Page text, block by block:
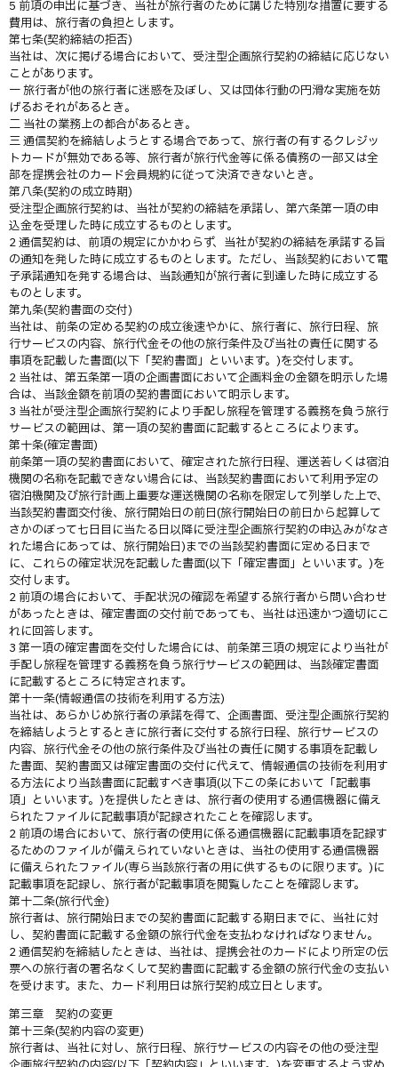
5 前項の申出に基づき、当社が旅行者のために講じた特別な措置に要する
費用は、旅行者の負担とします。
第七条(契約締結の拒否)
当社は、次に掲げる場合において、受注型企画旅行契約の締結に応じない
ことがあります。
一 旅行者が他の旅行者に迷惑を及ぼし、又は団体行動の円滑な実施を妨
げるおそれがあるとき。
二 当社の業務上の都合があるとき。
三 通信契約を締結しようとする場合であって、旅行者の有するクレジッ
トカードが無効である等、旅行者が旅行代金等に係る債務の一部又は全
部を提携会社のカード会員規約に従って決済できないとき。
第八条(契約の成立時期)
受注型企画旅行契約は、当社が契約の締結を承諾し、第六条第一項の申
込金を受理した時に成立するものとします。
2 通信契約は、前項の規定にかかわらず、当社が契約の締結を承諾する旨
の通知を発した時に成立するものとします。ただし、当該契約において電
子承諾通知を発する場合は、当該通知が旅行者に到達した時に成立する
ものとします。
第九条(契約書面の交付)
当社は、前条の定める契約の成立後速やかに、旅行者に、旅行日程、旅
行サービスの内容、旅行代金その他の旅行条件及び当社の責任に関する
事項を記載した書面(以下「契約書面」といいます。)を交付します。
2 当社は、第五条第一項の企画書面において企画料金の金額を明示した場
合は、当該金額を前項の契約書面において明示します。
3 当社が受注型企画旅行契約により手配し旅程を管理する義務を負う旅行
サービスの範囲は、第一項の契約書面に記載するところによります。
第十条(確定書面)
前条第一項の契約書面において、確定された旅行日程、運送若しくは宿泊
機関の名称を記載できない場合には、当該契約書面において利用予定の
宿泊機関及び旅行計画上重要な運送機関の名称を限定して列挙した上で、
当該契約書面交付後、旅行開始日の前日(旅行開始日の前日から起算して
さかのぼって七日目に当たる日以降に受注型企画旅行契約の申込みがなさ
れた場合にあっては、旅行開始日)までの当該契約書面に定める日まで
に、これらの確定状況を記載した書面(以下「確定書面」といいます。)を
交付します。
2 前項の場合において、手配状況の確認を希望する旅行者から問い合わせ
があったときは、確定書面の交付前であっても、当社は迅速かつ適切にこ
れに回答します。
3 第一項の確定書面を交付した場合には、前条第三項の規定により当社が
手配し旅程を管理する義務を負う旅行サービスの範囲は、当該確定書面
に記載するところに特定されます。
第十一条(情報通信の技術を利用する方法)
当社は、あらかじめ旅行者の承諾を得て、企画書面、受注型企画旅行契約
を締結しようとするときに旅行者に交付する旅行日程、旅行サービスの
内容、旅行代金その他の旅行条件及び当社の責任に関する事項を記載し
た書面、契約書面又は確定書面の交付に代えて、情報通信の技術を利用す
る方法により当該書面に記載すべき事項(以下この条において「記載事
項」といいます。)を提供したときは、旅行者の使用する通信機器に備え
られたファイルに記載事項が記録されたことを確認します。
2 前項の場合において、旅行者の使用に係る通信機器に記載事項を記録す
るためのファイルが備えられていないときは、当社の使用する通信機器
に備えられたファイル(専ら当該旅行者の用に供するものに限ります。)に
記載事項を記録し、旅行者が記載事項を閲覧したことを確認します。
第十二条(旅行代金)
旅行者は、旅行開始日までの契約書面に記載する期日までに、当社に対
し、契約書面に記載する金額の旅行代金を支払わなければなりません。
2 通信契約を締結したときは、当社は、提携会社のカードにより所定の伝
票への旅行者の署名なくして契約書面に記載する金額の旅行代金の支払い
を受けます。また、カード利用日は旅行契約成立日とします。
第三章 契約の変更
第十三条(契約内容の変更)
旅行者は、当社に対し、旅行日程、旅行サービスの内容その他の受注型